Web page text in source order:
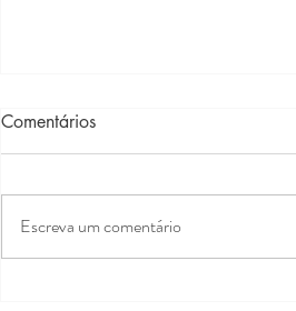
Comentários
Escreva um comentário